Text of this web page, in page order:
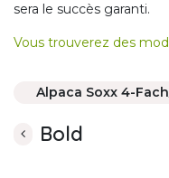
sera le succès garanti.
Vous trouverez des
Alpaca Soxx 4-
Bold